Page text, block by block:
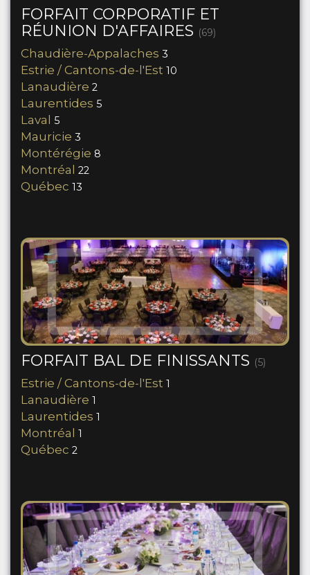
FORFAIT CORPORATIF ET
RÉUNION D'AFFAIRES (69)
Chaudière-Appalaches 3
Estrie / Cantons-de-l'Est 10
Lanaudière 2
Laurentides 5
Laval 5
Mauricie 3
Montérégie 8
Montréal 22
Québec 13
FORFAIT BAL DE FINISSANTS (5)
Estrie / Cantons-de-l'Est 1
Lanaudière 1
Laurentides 1
Montréal 1
Québec 2